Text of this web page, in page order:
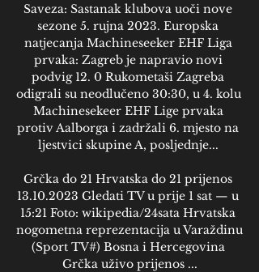
Saveza: Sastanak klubova uoči nove
sezone 5. rujna 2023. Europska
natjecanja Machineseeker EHF Liga
prvaka: Zagreb je napravio novi
podvig 12. 0 Rukometaši Zagreba
odigrali su neodlučeno 30:30, u 4. kolu
Machinesekeer EHF Lige prvaka
protiv Aalborga i zadržali 6. mjesto na
ljestvici skupine A, posljednje...
Grčka do 21 Hrvatska do 21 prijenos
13.10.2023 Gledati TV u prije 1 sat — u
15:21 Foto: wikipedia/24sata Hrvatska
nogometna reprezentacija u Varaždinu
(Sport TV#) Bosna i Hercegovina
Grčka uživo prijenos ...